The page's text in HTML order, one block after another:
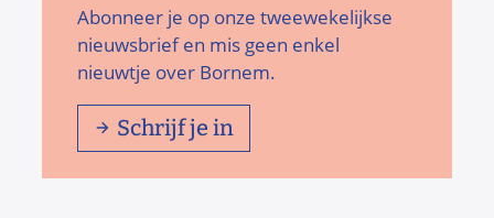
Abonneer je op onze tweewekelijkse
nieuwsbrief en mis geen enkel
nieuwtje over Bornem.
Schrijf je in